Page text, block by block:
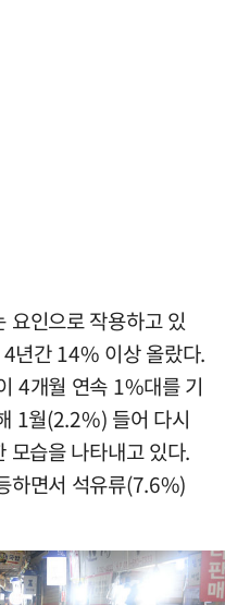
요인으로 작용하고 있
년간 14% 이상 올랐다.
4개월 연속 1%대를 기
1월(2.2%) 들어 다시
습을 나타내고 있다.
하면서 석유류(7.6%)